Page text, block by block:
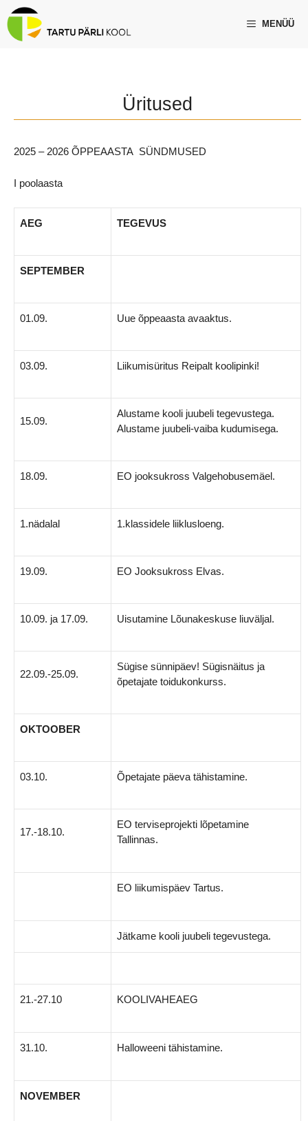
Skip
to
content
MENÜÜ
Üritused
2025 – 2026 ÕPPEAASTA SÜNDMUSED
I poolaasta
AEG TEGEVUS
SEPTEMBER
01.09. Uue õppeaasta avaaktus.
03.09. Liikumisüritus Reipalt koolipinki!
15.09.
Alustame kooli juubeli tegevustega.
Alustame juubeli-vaiba kudumisega.
18.09. EO jooksukross Valgehobusemäel.
1.nädalal 1.klassidele liiklusloeng.
19.09. EO Jooksukross Elvas.
10.09. ja 17.09. Uisutamine Lõunakeskuse liuväljal.
22.09.-25.09.
Sügise sünnipäev! Sügisnäitus ja
õpetajate toidukonkurss.
OKTOOBER
03.10. Õpetajate päeva tähistamine.
17.-18.10.
EO terviseprojekti lõpetamine
Tallinnas.
EO liikumispäev Tartus.
Jätkame kooli juubeli tegevustega.
21.-27.10 KOOLIVAHEAEG
31.10. Halloweeni tähistamine.
NOVEMBER